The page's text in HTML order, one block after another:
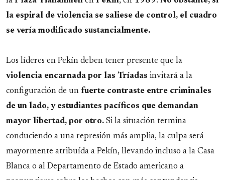
la espiral de violencia se saliese de control, el cuadro
se vería modificado sustancialmente.
Los líderes en Pekín deben tener presente que la
violencia encarnada por las Tríadas invitará a la
configuración de un fuerte contraste entre criminales
de un lado, y estudiantes pacíficos que demandan
mayor libertad, por otro. Si la situación termina
conduciendo a una represión más amplia, la culpa será
mayormente atribuída a Pekín, llevando incluso a la Casa
Blanca o al Departamento de Estado americano a